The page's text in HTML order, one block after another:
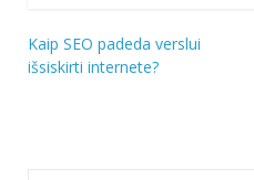
Navigacija
tarp
Kaip SEO padeda verslui
išsiskirti internete?